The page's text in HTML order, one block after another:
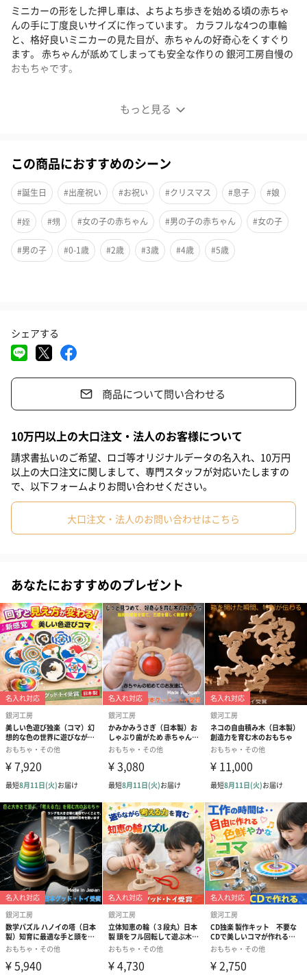
もっと見る
ミニカーの形をした押し車は、よちよち歩きを始める頃の赤ちゃ
んの手に丁度良いサイズに作っています。 カラフルな4つの車輪
と、格好良いミニカーの見た目が、赤ちゃんの好奇心をくすぐり
ます。 赤ちゃんが舐めてしまっても安全な作りの 銀河工房自慢の
おもちゃです。
使い込むほど味が出る
このミニカーの形をした押しくるまは、よちよち歩きを始める頃
の赤ちゃんの手にフィットするように作っています。
カラフルな4つの車輪と、格好良いミニカーの見た目が、赤ちゃん
の好奇心をくすぐります。
植物性の自然オイルを使用しているので、赤ちゃんが舐めてしま
っても安全です。この押しくるまは楡（ニレ）とブナ材を使用し
て作っています。
転がしても、振っても面白い
スベスベの手触りに癒されながらコロコロ転がして遊んだり、振
ってカタカタ音を出して遊んだりと気の向くままに楽しんでもら
えます。
本当はコロコロ転がすおもちゃですが、写真の様にブンブン振り
回して遊んでしまいました。
家族みんなで楽しんで
赤ちゃんにとって、はじめてのおもちゃになるであろう当商品
は、赤ちゃん1人で遊んでいる時よりも、家族みんなで遊んでもら
う方がおもちゃ本来の「楽しさを与えるパワー」を発揮します。
お父さん・お母さん・おじいちゃん・おばあちゃんにご親戚の
方々も、この押しくるまで赤ちゃんと遊んであげてください。
この商品におすすめのシーン
#誕生日 #出産祝い #お祝い #クリスマス #息子 #娘
#姪 #甥 #女の子の赤ちゃん #男の子の赤ちゃん #女の子
#男の子 #0-1歳 #2歳 #3歳 #4歳 #5歳
シェアする
商品について問い合わせる
10万円以上の大口注文・法人のお客様について
請求書払いのご希望、ロゴ等オリジナルデータの名入れ、10万円
以上の大口注文に関しまして、専門スタッフが対応いたしますの
で、以下フォームよりお問い合わせください。
大口注文・法人のお問い合わせはこちら
あなたにおすすめのプレゼント